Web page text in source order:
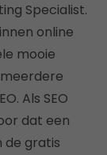
Specialist.
online
mooie
Als SEO
dat een
de gratis